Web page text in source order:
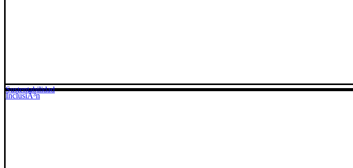
InclusiÃ³n
Sustentabilidad